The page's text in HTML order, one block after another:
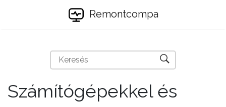
Remontcompa
Számítógépekkel és